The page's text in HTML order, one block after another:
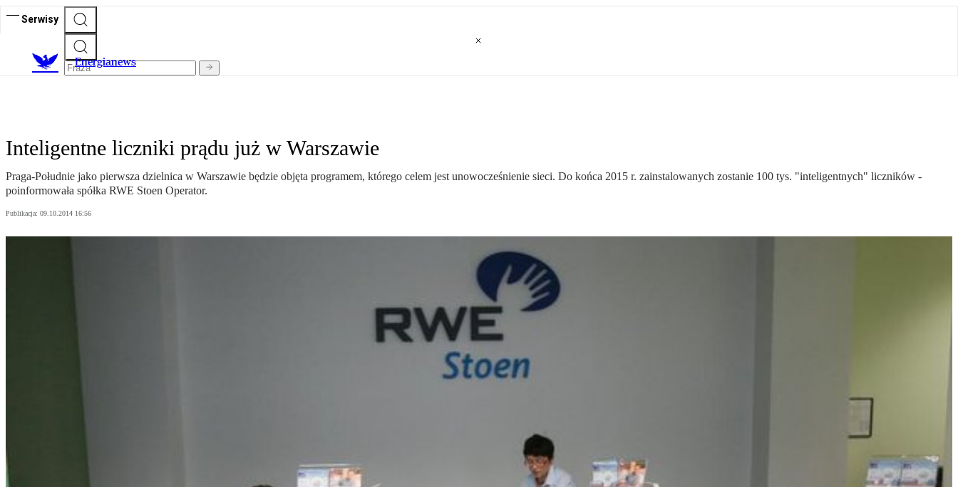
Serwisy
Energianews
Inteligentne liczniki prądu już w Warszawie
Praga-Południe jako pierwsza dzielnica w Warszawie będzie objęta programem, którego celem jest unowocześnienie sieci. Do końca 2015 r. zainstalowanych zostanie 100 tys. "inteligentnych" liczników -
poinformowała spółka RWE Stoen Operator.
Publikacja: 09.10.2014 16:56